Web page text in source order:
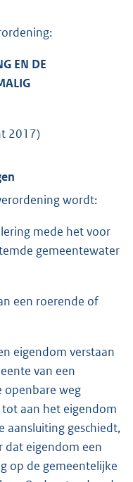
EN DE
2017)
wordt:
mede het voor
gemeentewater
een roerende of
eigendom verstaan
van een
openbare weg
aan het eigendom
aansluiting geschiedt,
dat eigendom een
op de gemeentelijke